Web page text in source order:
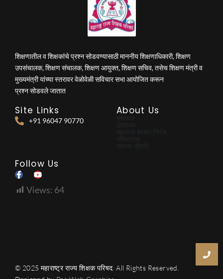
शिक्षणातील व शिक्षकांचे प्रश्न सोडवण्यासाठी माननीय शिक्षणाधिकारी, शिक्षण
उपसंचालक, शिक्षण संचालक, शिक्षण आयुक्त, शिक्षण सचिव, तसेच शिक्षण मंत्री व
मुख्यमंत्री यांच्या स्तरावर वेळोवेळी सविचार सभा आयोजित करून
प्रश्न सोडवले जातात
Site Links
+91 96047 90770
About Us
Follow Us
Views: 64
© 2025 महाराष्ट्र राज्य शिक्षक परिषद. All Rights Reserved.